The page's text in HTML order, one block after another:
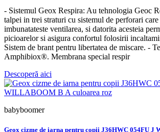
- Sistemul Geox Respira: Au tehnologia Geoc
talpei in trei straturi cu sistemul de perforari care
imbunatateste ventilarea, si datorita acesteia
picioarelor si asigura confortul folosirii
Sistem de brant pentru libertatea de miscare. -
Amphibiox®. Membrana special respir
Descoperă aici
babyboomer
Geox cizme de iarna pentru copii J36HWC 054FU J